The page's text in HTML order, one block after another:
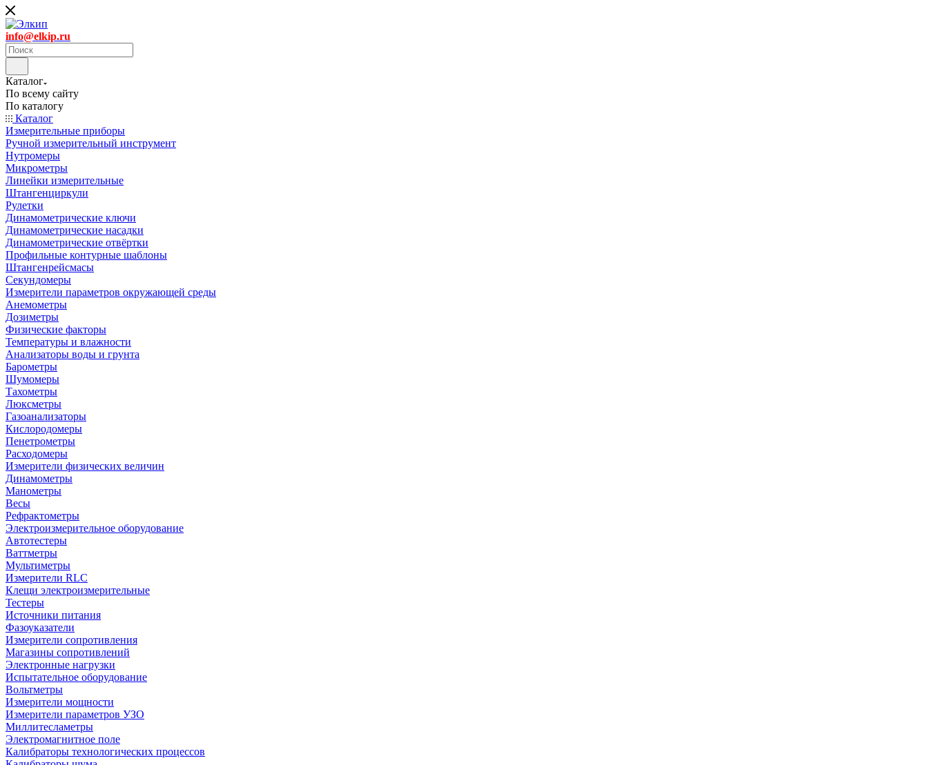
info@elkip.ru
Каталог
По всему сайту
По каталогу
Каталог
Измерительные приборы
Ручной измерительный инструмент
Нутромеры
Микрометры
Линейки измерительные
Штангенциркули
Рулетки
Динамометрические ключи
Динамометрические насадки
Динамометрические отвёртки
Профильные контурные шаблоны
Штангенрейсмасы
Секундомеры
Измерители параметров окружающей среды
Анемометры
Дозиметры
Физические факторы
Температуры и влажности
Анализаторы воды и грунта
Барометры
Шумомеры
Тахометры
Люксметры
Газоанализаторы
Кислородомеры
Пенетрометры
Расходомеры
Измерители физических величин
Динамометры
Манометры
Весы
Рефрактометры
Электроизмерительное оборудование
Автотестеры
Ваттметры
Мультиметры
Измерители RLC
Клещи электроизмерительные
Тестеры
Источники питания
Фазоуказатели
Измерители сопротивления
Магазины сопротивлений
Электронные нагрузки
Испытательное оборудование
Вольтметры
Измерители мощности
Измерители параметров УЗО
Миллитесламетры
Электромагнитное поле
Калибраторы технологических процессов